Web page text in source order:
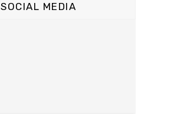
SOCIAL MEDIA